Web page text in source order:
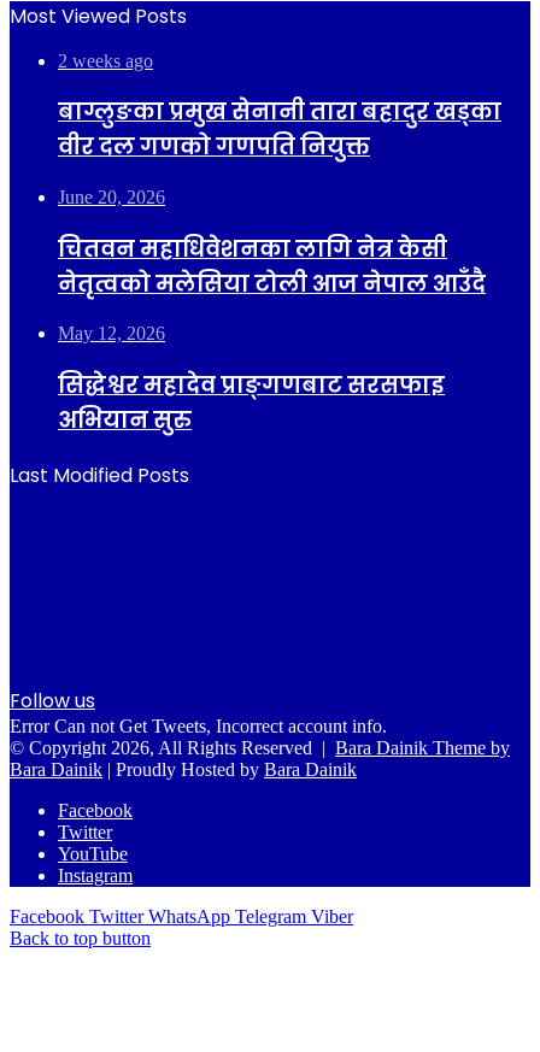
Most Viewed Posts
2 weeks ago
बाग्लुङका प्रमुख सेनानी तारा बहादुर खड्का
वीर दल गणको गणपति नियुक्त
June 20, 2026
चितवन महाधिवेशनका लागि नेत्र केसी
नेतृत्वको मलेसिया टोली आज नेपाल आउँदै
May 12, 2026
सिद्धेश्वर महादेव प्राङ्गणबाट सरसफाइ
अभियान सुरु
Last Modified Posts
Follow us
Error Can not Get Tweets, Incorrect account info.
© Copyright 2026, All Rights Reserved | Bara Dainik Theme by
Bara Dainik | Proudly Hosted by Bara Dainik
Facebook
Twitter
YouTube
Instagram
Facebook Twitter WhatsApp Telegram Viber
Back to top button